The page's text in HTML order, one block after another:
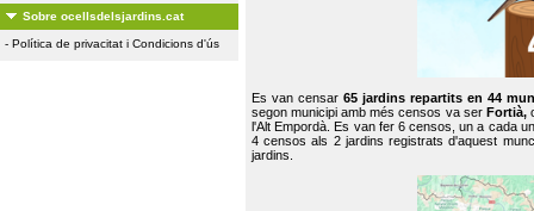
Sobre ocellsdelsjardins.cat
- Política de privacitat i Condicions d'ús
Es van censar65 jardins repartits en 44
segon municipi amb més censos va ser Fortià,
l'Alt Empordà. Es van fer 6 censos, un a cada
4 censos als 2 jardins registrats d'aquest
jardins.